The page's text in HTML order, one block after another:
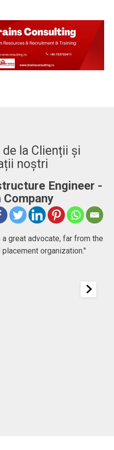
la Clienții și
noștri
Engineer -
great advocate, far from the
organization."